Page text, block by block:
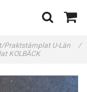
Praktstämplat U-Län
/
KOLBÄCK